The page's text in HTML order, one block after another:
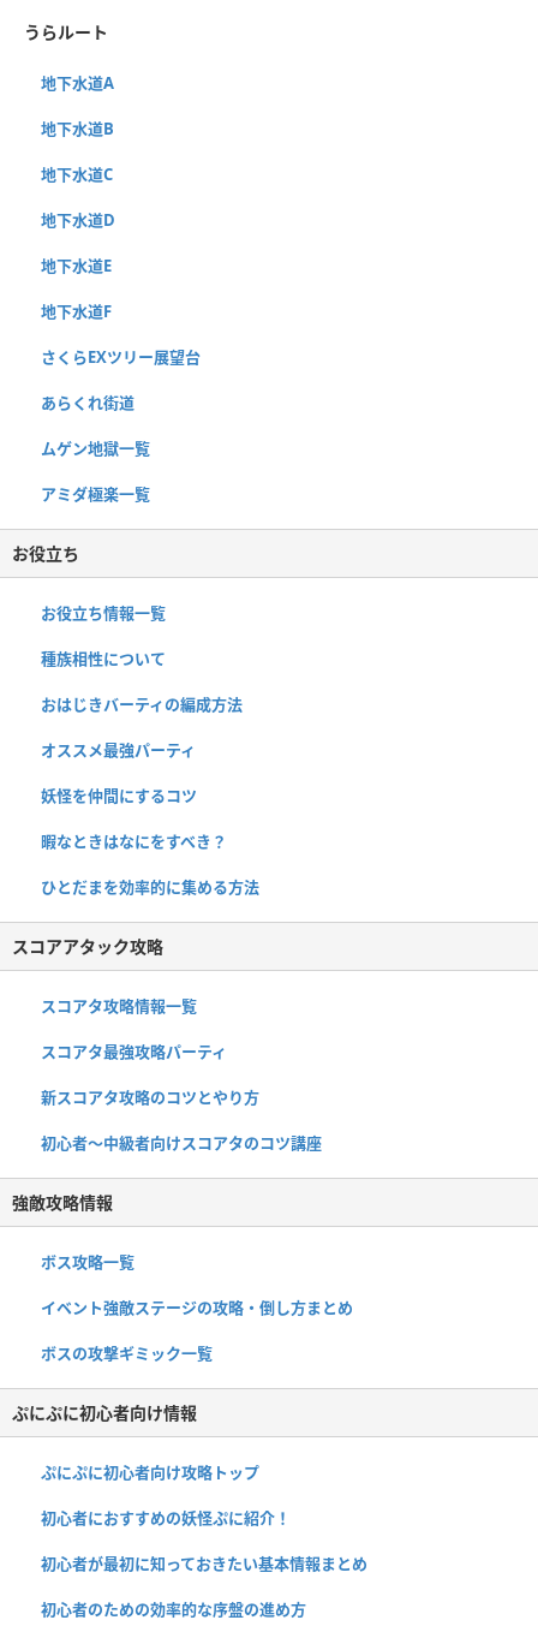
うらルート
地下水道A
地下水道B
地下水道C
地下水道D
地下水道E
地下水道F
さくらEXツリー展望台
あらくれ街道
ムゲン地獄一覧
アミダ極楽一覧
お役立ち
お役立ち情報一覧
種族相性について
おはじきバーティの編成方法
オススメ最強パーティ
妖怪を仲間にするコツ
暇なときはなにをすべき？
ひとだまを効率的に集める方法
スコアアタック攻略
スコアタ攻略情報一覧
スコアタ最強攻略パーティ
新スコアタ攻略のコツとやり方
初心者〜中級者向けスコアタのコツ講座
強敵攻略情報
ボス攻略一覧
イベント強敵ステージの攻略・倒し方まとめ
ボスの攻撃ギミック一覧
ぷにぷに初心者向け情報
ぷにぷに初心者向け攻略トップ
初心者におすすめの妖怪ぷに紹介！
初心者が最初に知っておきたい基本情報まとめ
初心者のための効率的な序盤の進め方